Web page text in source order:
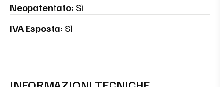
Neopatentato: Sì
IVA Esposta: Sì
INFORMAZIONI TECNICHE